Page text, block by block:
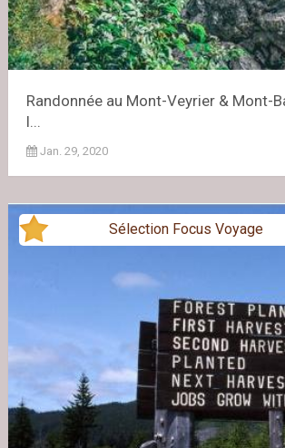
Randonnée au Mont-Veyrier & Mont-
l...
Jan. 29, 2020
Sélection Focus Voyage